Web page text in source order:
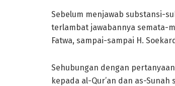
Sebelum menjawab substansi-
terlambat jawabannya semata-
Fatwa, sampai-­sampai H.
Sehubungan dengan
kepada al-Qur’an dan as-